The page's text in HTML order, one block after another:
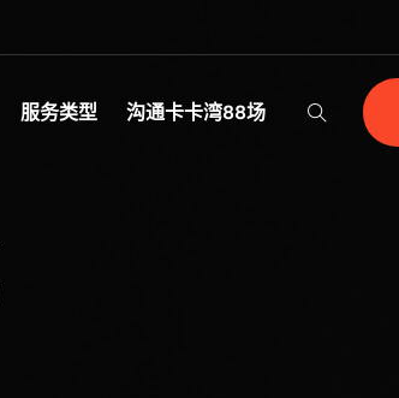
服务类型 沟通卡卡湾88场